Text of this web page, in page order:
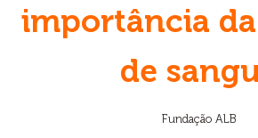
importância
de
Fundação ALB